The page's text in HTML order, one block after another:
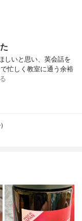
しいと思い、英会話を
忙しく教室に通う余裕